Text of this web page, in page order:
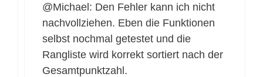
@Michael: Den Fehler kann ich nicht
nachvollziehen. Eben die Funktionen
selbst nochmal getestet und die
Rangliste wird korrekt sortiert nach der
Gesamtpunktzahl.